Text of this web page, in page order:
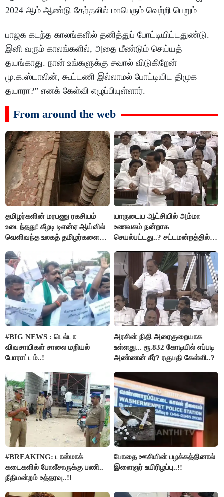
2024 ஆம் ஆண்டு தேர்தலில் மாபெரும் வெற்றி பெறும்
பாஜக கடந்த காலங்களில் தனித்துப் போட்டியிட்டதுண்டு.
இனி வரும் காலங்களில், அதை மீண்டும் செய்யத்
தயங்காது. நான் உங்களுக்கு சவால் விடுகிறேன்
மு.க.ஸ்டாலின், கூட்டணி இல்லாமல் போட்டியிட திமுக
தயாரா?” எனக் கேள்வி எழுப்பியுள்ளார்.
From around the web
தமிழர்களின் மரபணு ரகசியம்
உடைந்தது! கீழடி டிஎன்ஏ ஆய்வில்
வெளிவந்த உலகத் தமிழர்களை
யாருடைய ஆட்சியில் அம்மா
உணவகம் நன்றாக
செயல்பட்டது..? சட்டமன்றத்தில்
#BIG NEWS : டெல்டா
விவசாயிகள் சாலை மறியல்
போராட்டம்..!
அரசின் நிதி அரைகுறையாக
உள்ளது... ரூ.832 கோடியில் எப்படி
அண்ணன் சீர்? ரகுபதி கேள்வி..?
#BREAKING: டாஸ்மாக்
கடைகளில் போலீசாருக்கு பணி..
நீதிமன்றம் உத்தரவு..!!
போதை ஊசியின் பழக்கத்தினால்
இளைஞர் உயிரிழப்பு..!!